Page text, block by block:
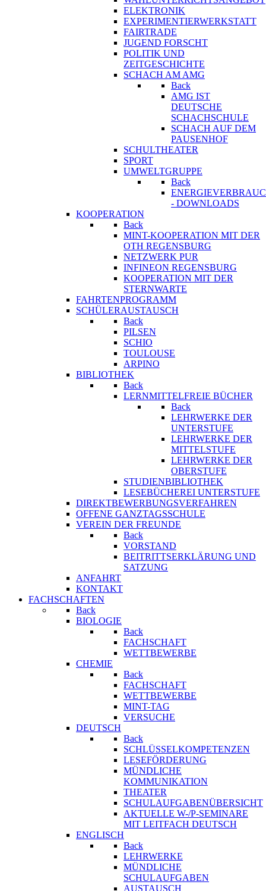
ELEKTRONIK
EXPERIMENTIERWERKSTATT
FAIRTRADE
JUGEND FORSCHT
POLITIK UND
ZEITGESCHICHTE
SCHACH AM AMG
Back
AMG IST
DEUTSCHE
SCHACHSCHULE
SCHACH AUF DEM
PAUSENHOF
SCHULTHEATER
SPORT
UMWELTGRUPPE
Back
- DOWNLOADS
KOOPERATION
Back
MINT-KOOPERATION MIT DER
OTH REGENSBURG
NETZWERK PUR
INFINEON REGENSBURG
KOOPERATION MIT DER
STERNWARTE
FAHRTENPROGRAMM
SCHÜLERAUSTAUSCH
Back
PILSEN
SCHIO
TOULOUSE
ARPINO
BIBLIOTHEK
Back
LERNMITTELFREIE BÜCHER
Back
LEHRWERKE DER
UNTERSTUFE
LEHRWERKE DER
MITTELSTUFE
LEHRWERKE DER
OBERSTUFE
STUDIENBIBLIOTHEK
LESEBÜCHEREI UNTERSTUFE
DIREKTBEWERBUNGSVERFAHREN
OFFENE GANZTAGSSCHULE
VEREIN DER FREUNDE
Back
VORSTAND
BEITRITTSERKLÄRUNG UND
SATZUNG
ANFAHRT
KONTAKT
FACHSCHAFTEN
Back
BIOLOGIE
Back
FACHSCHAFT
WETTBEWERBE
CHEMIE
Back
FACHSCHAFT
WETTBEWERBE
MINT-TAG
VERSUCHE
DEUTSCH
Back
SCHLÜSSELKOMPETENZEN
LESEFÖRDERUNG
MÜNDLICHE
KOMMUNIKATION
THEATER
SCHULAUFGABENÜBERSICHT
AKTUELLE W-/P-SEMINARE
MIT LEITFACH DEUTSCH
ENGLISCH
Back
LEHRWERKE
MÜNDLICHE
SCHULAUFGABEN
AUSTAUSCH